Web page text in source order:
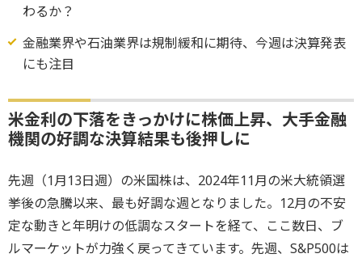
わるか？
金融業界や石油業界は規制緩和に期待、今週は決算発表
にも注目
米金利の下落をきっかけに株価上昇、大手金融
機関の好調な決算結果も後押しに
先週（1月13日週）の米国株は、2024年11月の米大統領選
挙後の急騰以来、最も好調な週となりました。12月の不安
定な動きと年明けの低調なスタートを経て、ここ数日、ブ
ルマーケットが力強く戻ってきています。先週、S&P500は